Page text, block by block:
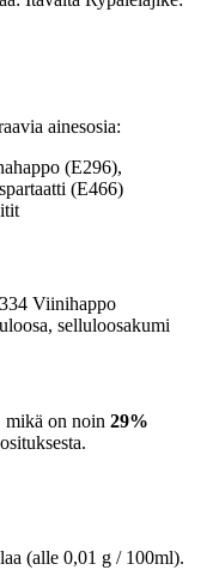
ainesosia:
(E296),
(E466)
Viinihappo
selluloosakumi
mikä on noin 29%
(alle 0,01 g / 100ml).